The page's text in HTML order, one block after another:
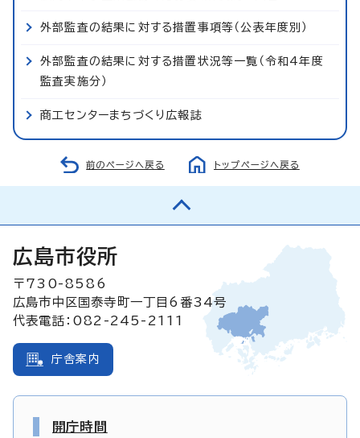
外部監査の結果に対する措置事項等（公表年度別）
外部監査の結果に対する措置状況等一覧（令和4年度
監査実施分）
商工センターまちづくり広報誌
前のページへ戻る トップページへ戻る
広島市役所
〒730-8586
広島市中区国泰寺町一丁目6番34号
代表電話：082-245-2111
庁舎案内
開庁時間